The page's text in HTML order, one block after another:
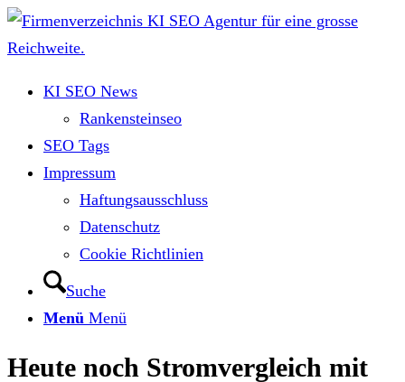
KI SEO News
Rankensteinseo
SEO Tags
Impressum
Haftungsausschluss
Datenschutz
Cookie Richtlinien
Suche
Menü Menü
Heute noch Stromvergleich mit